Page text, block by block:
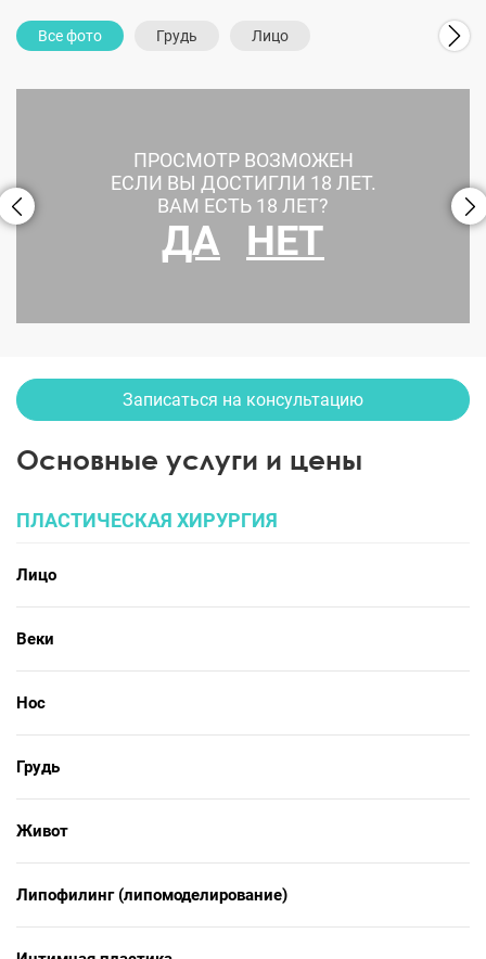
Все фото Грудь Лицо
ПРОСМОТР ВОЗМОЖЕН
ЕСЛИ ВЫ ДОСТИГЛИ 18 ЛЕТ.
ВАМ ЕСТЬ 18 ЛЕТ?
ДА НЕТ
Записаться на консультацию
Основные услуги и цены
ПЛАСТИЧЕСКАЯ ХИРУРГИЯ
Лицо
Веки
Нос
Грудь
Живот
Липофилинг (липомоделирование)